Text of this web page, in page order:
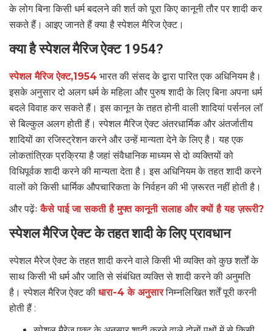
के लोग बिना किसी धर्म बदलने की शर्त को पूरा किए कानूनी तौर पर शादी कर
सकते हैं। आइए जानते हैं क्या है स्पेशल मैरिज ऐक्ट।
क्या है स्पेशल मैरिज ऐक्ट 1954?
स्पेशल मैरिज ऐक्ट,1954 भारत की संसद के द्वारा पारित एक अधिनियम है।
इसके अनुसार दो अलग धर्म के महिला और पुरुष शादी के लिए बिना अपना धर्म
बदले विवाह कर सकते हैं। इस कानून के तहत होनी वाली शादियां पर्सनल लॉ
से बिल्कुल अलग होती हैं। स्पेशल मैरिज ऐक्ट अंतरधार्मिक और अंतर्जातीय
शादियों का रजिस्ट्रेशन करने और उन्हें मान्यता देने के लिए है। यह एक
लोकतांत्रिक प्रक्रिया है जहां संवैधानिक माध्यम से दो व्यक्तियों को
विधिपूर्वक शादी करने की मान्यता देता है। इस अधिनियम के तहत शादी करने
वालों को किसी धार्मिक औपचारिकता के निर्वहन की भी ज़रूरत नहीं होती है।
और पढ़ेंःकैसे पाई जा सकती है मुफ्त कानूनी सलाह और क्यों है यह ज़रूरी?
स्पेशल मैरिज ऐक्ट के तहत शादी के लिए प्रावधान
स्पेशल मैरेज ऐक्ट के तहत शादी करने वाले किसी भी व्यक्ति को कुछ शर्तों के
साथ किसी भी धर्म और जाति से संबंधित व्यक्ति से शादी करने की अनुमति
है। स्पेशल मैरिज ऐक्ट की धारा-4 के अनुसारनिम्नलिखित शर्तें पूरी करनी
होती हैं :